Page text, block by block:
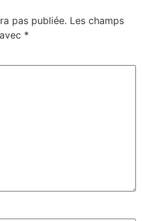
pas publiée. Les champs
*